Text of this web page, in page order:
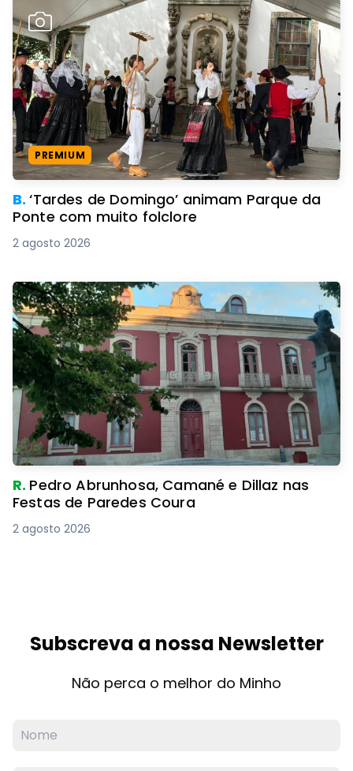
PREMIUM
B.‘Tardes de Domingo’ animam Parque da
Ponte com muito folclore
2 agosto 2026
R. Pedro Abrunhosa, Camané e Dillaz nas
Festas de Paredes Coura
2 agosto 2026
Subscreva a nossa Newsletter
Não perca o melhor do Minho